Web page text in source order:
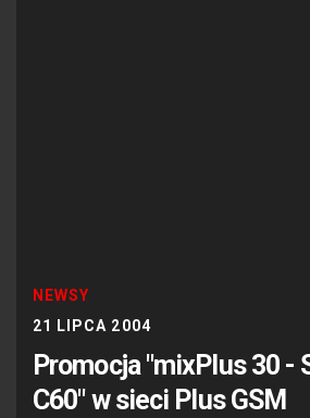
NEWSY
21 LIPCA 2004
Promocja "mixPlus 30 -
C60" w sieci Plus GSM